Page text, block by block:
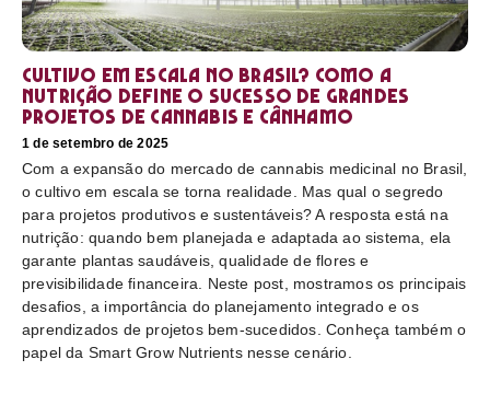
Cultivo em escala no Brasil? Como a
nutrição define o sucesso de grandes
projetos de cannabis e cânhamo
1 de setembro de 2025
Com a expansão do mercado de cannabis medicinal no Brasil,
o cultivo em escala se torna realidade. Mas qual o segredo
para projetos produtivos e sustentáveis? A resposta está na
nutrição: quando bem planejada e adaptada ao sistema, ela
garante plantas saudáveis, qualidade de flores e
previsibilidade financeira. Neste post, mostramos os principais
desafios, a importância do planejamento integrado e os
aprendizados de projetos bem-sucedidos. Conheça também o
papel da Smart Grow Nutrients nesse cenário.